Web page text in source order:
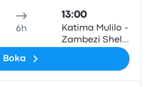
6h
13:00
Katima Mulilo -
Zambezi Shell
Boka